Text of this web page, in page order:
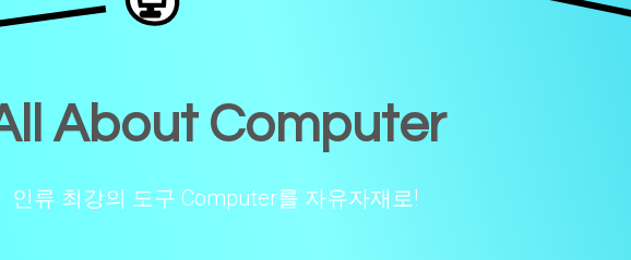
About Computer
인류 최강의 도구 Computer를 자유자재로!